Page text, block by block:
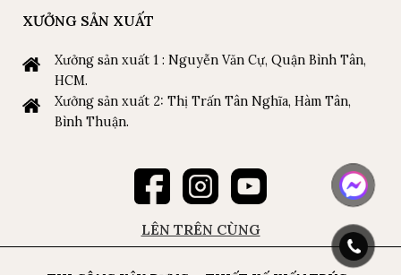
XƯỞNG SẢN XUẤT
Xưởng sản xuất 1 : Nguyễn Văn Cự, Quận Bình Tân,
HCM.
Xưởng sản xuất 2: Thị Trấn Tân Nghĩa, Hàm Tân,
Bình Thuận.
LÊN TRÊN CÙNG